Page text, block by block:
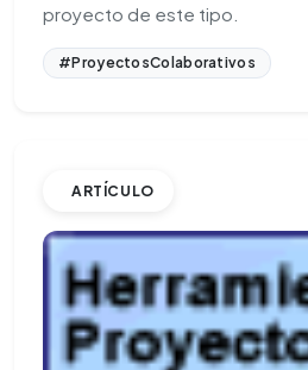
proyecto de este tipo.
#ProyectosColaborativos
ARTÍCULO